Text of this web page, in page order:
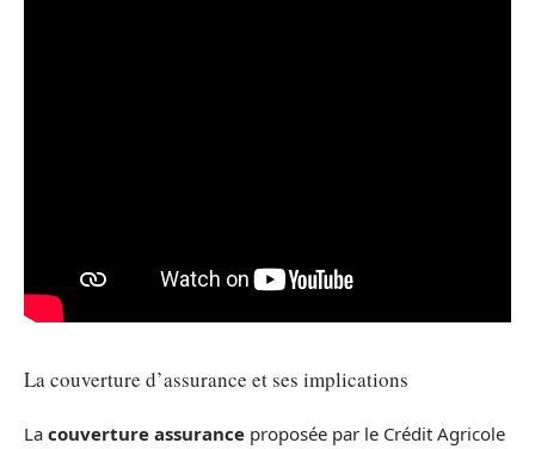
La couverture d’assurance et ses implications
La couverture assurance proposée par le Crédit Agricole